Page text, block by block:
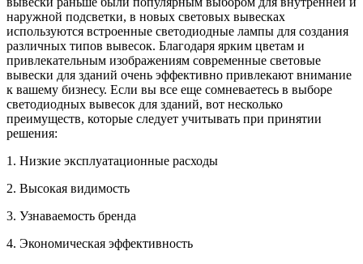
наружной подсветки, в новых световых вывесках
используются встроенные светодиодные лампы для создания
различных типов вывесок. Благодаря ярким цветам и
привлекательным изображениям современные световые
вывески для зданий очень эффективно привлекают внимание
к вашему бизнесу. Если вы все еще сомневаетесь в выборе
светодиодных вывесок для зданий, вот несколько
преимуществ, которые следует учитывать при принятии
решения:
1. Низкие эксплуатационные расходы
2. Высокая видимость
3. Узнаваемость бренда
4. Экономическая эффективность